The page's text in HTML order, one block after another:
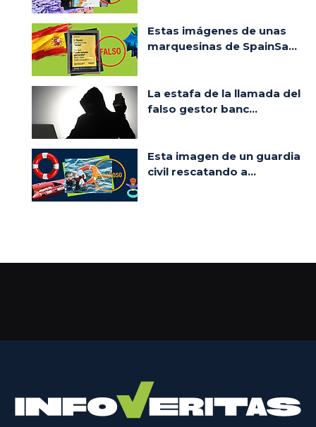
Estas imágenes de unas
marquesinas de SpainSa...
La estafa de la llamada del
falso gestor banc...
Esta imagen de un guardia
civil rescatando a...